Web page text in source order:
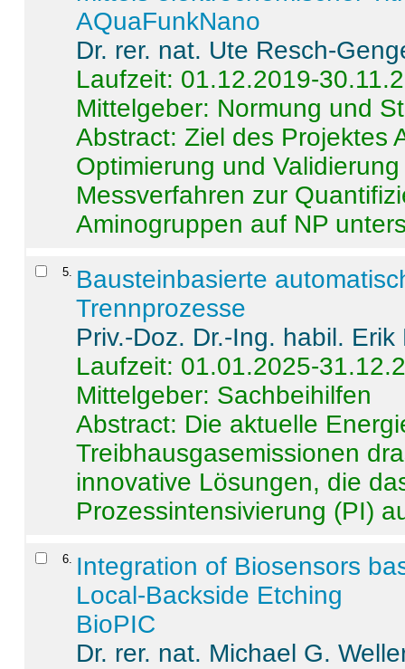
AQuaFunkNano
Dr. rer. nat. Ute Resch-
Laufzeit: 01.12.2019-
Mittelgeber: Normung und
Abstract:Ziel des Projektes
Optimierung und
Messverfahren zur
Aminogruppen auf NP
5
Bausteinbasierte
Trennprozesse
Priv.-Doz. Dr.-Ing. habil. Erik
Laufzeit: 01.01.2025-
Mittelgeber: Sachbeihilfen
Abstract: Die aktuelle
Treibhausgasemissionen
innovative Lösungen, die
Prozessintensivierung (PI)
6
Integration of Biosensors
Local-Backside Etching
BioPIC
Dr. rer. nat. Michael G.